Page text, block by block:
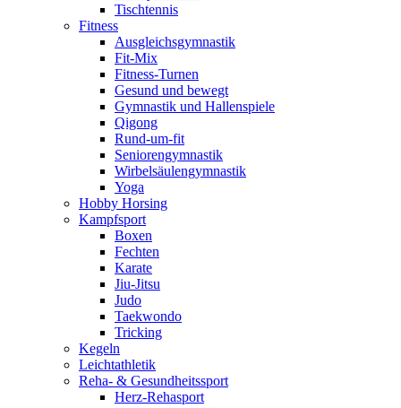
Tischtennis
Fitness
Ausgleichsgymnastik
Fit-Mix
Fitness-Turnen
Gesund und bewegt
Gymnastik und Hallenspiele
Qigong
Rund-um-fit
Seniorengymnastik
Wirbelsäulengymnastik
Yoga
Hobby Horsing
Kampfsport
Boxen
Fechten
Karate
Jiu-Jitsu
Judo
Taekwondo
Tricking
Kegeln
Leichtathletik
Reha- & Gesundheitssport
Herz-Rehasport